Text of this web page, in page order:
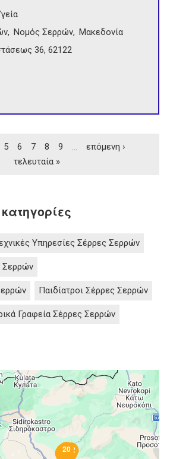
Νομός Σερρών
Μακεδονία
36, 62122
5 6 7 8 9
επόμενη ›
τελευταία »
Υπηρεσίες Σέρρες Σερρών
Σερρών
Παιδίατροι Σέρρες Σερρών
Γραφεία Σέρρες Σερρών
1
23
4
5
6
8
9
1012
13
14
16
18
19
20